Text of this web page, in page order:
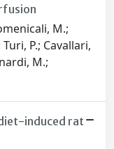
M.;
P.; Cavallari,
M.;
induced rat